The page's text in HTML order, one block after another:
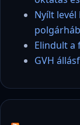
Nyílt levél
Elindult a
GVH